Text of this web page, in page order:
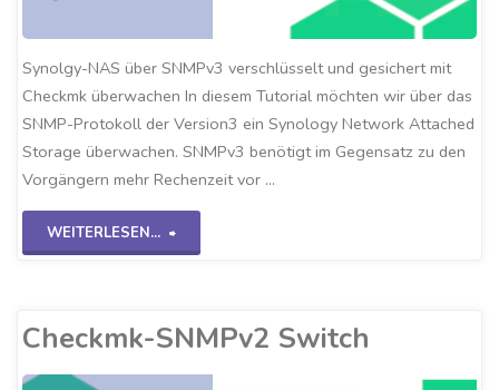
Synolgy-NAS über SNMPv3 verschlüsselt und gesichert mit
Checkmk überwachen In diesem Tutorial möchten wir über das
SNMP-Protokoll der Version3 ein Synology Network Attached
Storage überwachen. SNMPv3 benötigt im Gegensatz zu den
Vorgängern mehr Rechenzeit vor …
WEITERLESEN...
"Checkmk-
Checkmk-SNMPv2 Switch